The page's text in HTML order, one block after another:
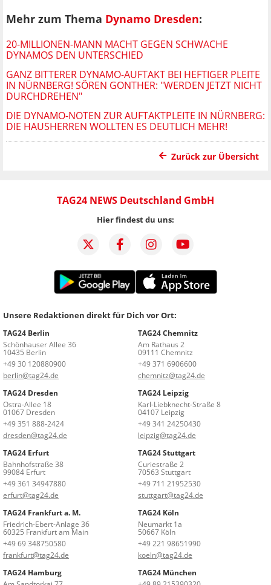
Mehr zum Thema Dynamo Dresden:
20-MILLIONEN-MANN MACHT GEGEN SCHWACHE
DYNAMOS DEN UNTERSCHIED
GANZ BITTERER DYNAMO-AUFTAKT BEI HEFTIGER PLEITE
IN NÜRNBERG! SÖREN GONTHER: "WERDEN JETZT NICHT
DURCHDREHEN"
DIE DYNAMO-NOTEN ZUR AUFTAKTPLEITE IN NÜRNBERG:
DIE HAUSHERREN WOLLTEN ES DEUTLICH MEHR!
Zurück zur Übersicht
TAG24 NEWS Deutschland GmbH
Hier findest du uns:
Unsere Redaktionen direkt für Dich vor Ort:
TAG24 Berlin
Schönhauser Allee 36
10435 Berlin
+49 30 120880900
berlin@tag24.de
TAG24 Chemnitz
Am Rathaus 2
09111 Chemnitz
+49 371 6906600
chemnitz@tag24.de
TAG24 Dresden
Ostra-Allee 18
01067 Dresden
+49 351 888-2424
dresden@tag24.de
TAG24 Leipzig
Karl-Liebknecht-Straße 8
04107 Leipzig
+49 341 24250430
leipzig@tag24.de
TAG24 Erfurt
Bahnhofstraße 38
99084 Erfurt
+49 361 34947880
erfurt@tag24.de
TAG24 Stuttgart
Curiestraße 2
70563 Stuttgart
+49 711 21952530
stuttgart@tag24.de
TAG24 Frankfurt a. M.
Friedrich-Ebert-Anlage 36
60325 Frankfurt am Main
+49 69 348750580
frankfurt@tag24.de
TAG24 Köln
Neumarkt 1a
50667 Köln
+49 221 98651990
koeln@tag24.de
TAG24 Hamburg
TAG24 München